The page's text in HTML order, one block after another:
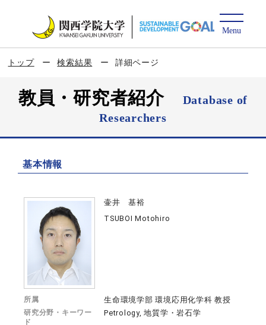
トップ 検索結果 詳細ページ
教員・研究者紹介
Database of
Researchers
基本情報
壷井 基裕
TSUBOI Motohiro
所属 生命環境学部 環境応用化学科 教授
研究分野・キーワー
ド
Petrology, 地質学・岩石学